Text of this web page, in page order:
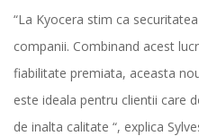
“La Kyocera stim ca
companii. Combinand acest
fiabilitate premiata, aceasta
este ideala pentru clientii care
de inalta calitate “, explica